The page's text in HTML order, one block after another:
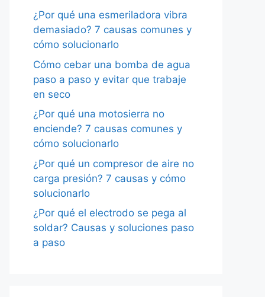
¿Por qué una esmeriladora vibra
demasiado? 7 causas comunes y
cómo solucionarlo
Cómo cebar una bomba de agua
paso a paso y evitar que trabaje
en seco
¿Por qué una motosierra no
enciende? 7 causas comunes y
cómo solucionarlo
¿Por qué un compresor de aire no
carga presión? 7 causas y cómo
solucionarlo
¿Por qué el electrodo se pega al
soldar? Causas y soluciones paso
a paso